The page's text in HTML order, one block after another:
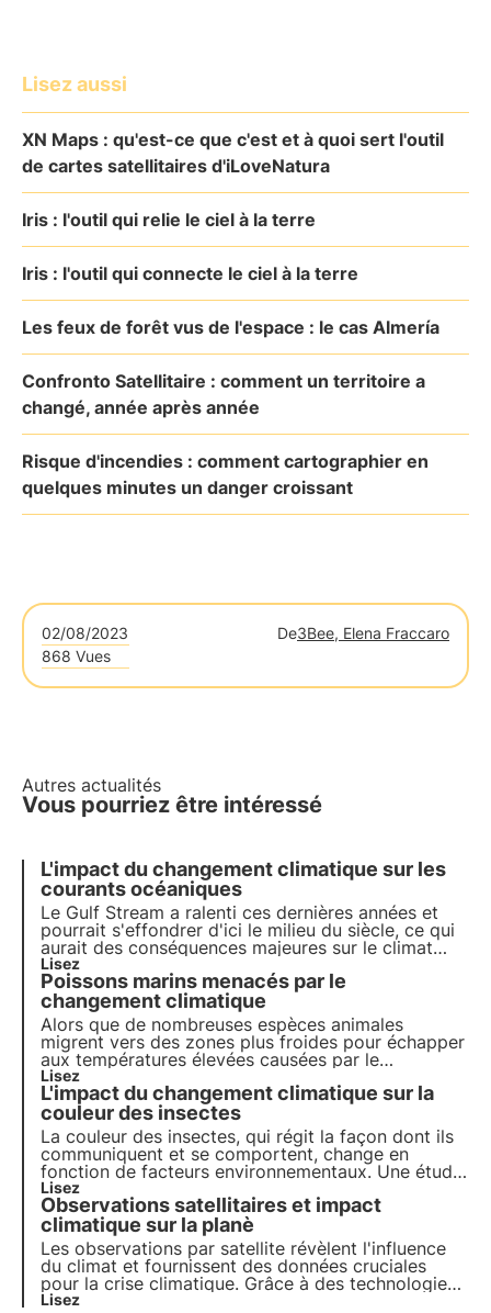
Lisez aussi
XN Maps : qu'est-ce que c'est et à quoi sert l'outil
de cartes satellitaires d'iLoveNatura
Iris : l'outil qui relie le ciel à la terre
Iris : l'outil qui connecte le ciel à la terre
Les feux de forêt vus de l'espace : le cas Almería
Confronto Satellitaire : comment un territoire a
changé, année après année
Risque d'incendies : comment cartographier en
quelques minutes un danger croissant
02/08/2023 De3Bee, Elena Fraccaro
868 Vues
Autres actualités
Vous pourriez être intéressé
L'impact du changement climatique sur les
courants océaniques
Le Gulf Stream a ralenti ces dernières années et
pourrait s'effondrer d'ici le milieu du siècle, ce qui
aurait des conséquences majeures sur le climat
mondial : les précipitations, les vents et les
températures seraient affectés.
Lisez
Poissons marins menacés par le
changement climatique
Alors que de nombreuses espèces animales
migrent vers des zones plus froides pour échapper
aux températures élevées causées par le
changement climatique, cette stratégie
généralement fructueuse ne semble pas
fonctionner dans le cas des poissons de mer,
comme le montre une étude récente.
Lisez
L'impact du changement climatique sur la
couleur des insectes
La couleur des insectes, qui régit la façon dont ils
communiquent et se comportent, change en
fonction de facteurs environnementaux. Une étude
publiée dans Ecology & Evolution examine
comment le changement climatique affecte ces
couleurs, influençant la communication, la
reproduction et les adaptations physiologiques.
Lisez
Observations satellitaires et impact
climatique sur la planè
Les observations par satellite révèlent l'influence
du climat et fournissent des données cruciales
pour la crise climatique. Grâce à des technologies
avancées et des collaborations internationales, les
Lisez